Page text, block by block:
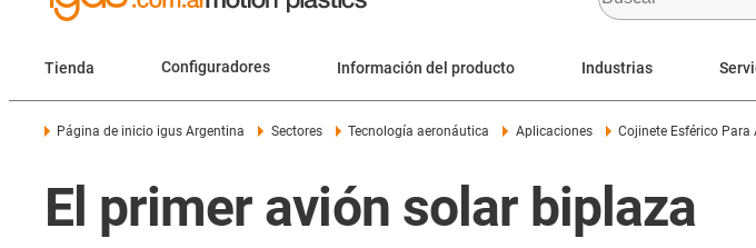
Tienda Configuradores Información del producto Industrias
Página de inicio igus Argentina Sectores Tecnología aeronáutica Aplicaciones Cojinete Esférico Para
El primer avión solar biplaza